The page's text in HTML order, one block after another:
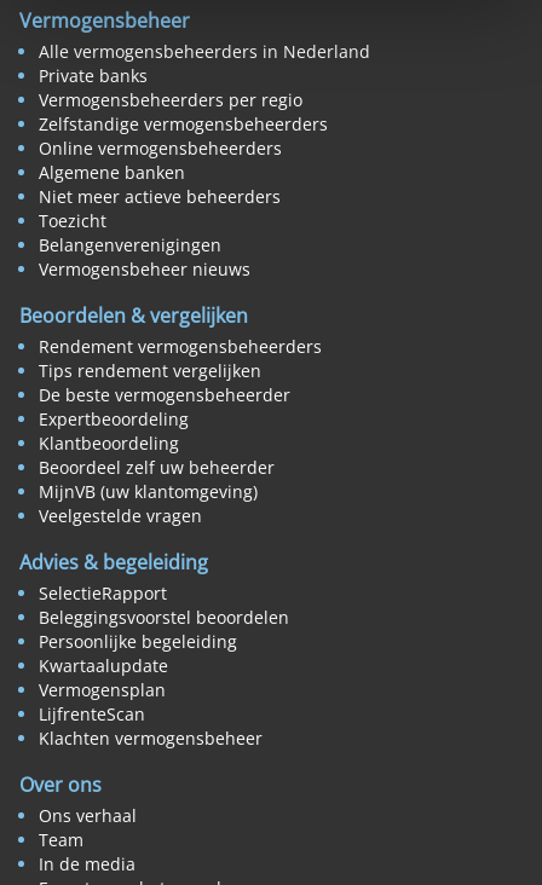
Vermogensbeheer
Alle vermogensbeheerders in Nederland
Private banks
Vermogensbeheerders per regio
Zelfstandige vermogensbeheerders
Online vermogensbeheerders
Algemene banken
Niet meer actieve beheerders
Toezicht
Belangenverenigingen
Vermogensbeheer nieuws
Beoordelen & vergelijken
Rendement vermogensbeheerders
Tips rendement vergelijken
De beste vermogensbeheerder
Expertbeoordeling
Klantbeoordeling
Beoordeel zelf uw beheerder
MijnVB (uw klantomgeving)
Veelgestelde vragen
Advies & begeleiding
SelectieRapport
Beleggingsvoorstel beoordelen
Persoonlijke begeleiding
Kwartaalupdate
Vermogensplan
LijfrenteScan
Klachten vermogensbeheer
Over ons
Ons verhaal
Team
In de media